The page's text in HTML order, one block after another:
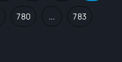
780 ... 783